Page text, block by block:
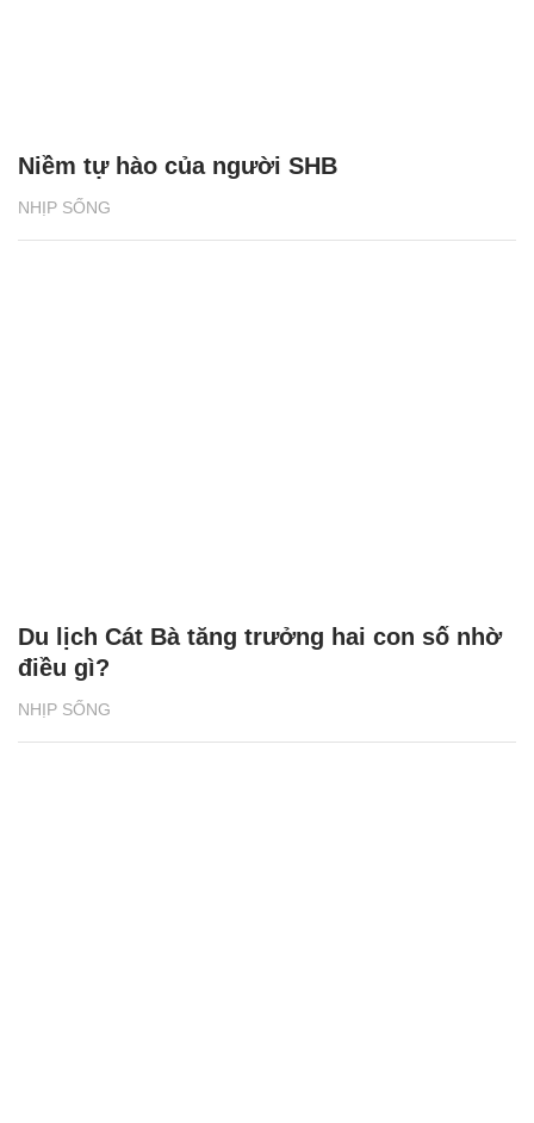
NHỊP SỐNG
Niềm tự hào của người SHB
NHỊP SỐNG
Du lịch Cát Bà tăng trưởng hai con số nhờ
điều gì?